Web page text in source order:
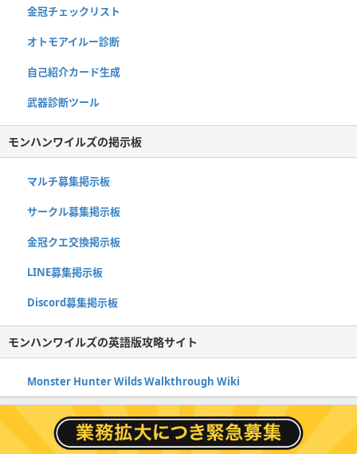
金冠チェックリスト
オトモアイルー診断
自己紹介カード生成
武器診断ツール
モンハンワイルズの掲示板
マルチ募集掲示板
サークル募集掲示板
金冠クエ交換掲示板
LINE募集掲示板
Discord募集掲示板
モンハンワイルズの英語版攻略サイト
Monster Hunter Wilds Walkthrough Wiki